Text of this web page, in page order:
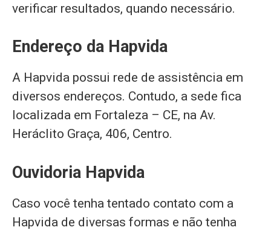
verificar resultados, quando necessário.
Endereço da Hapvida
A Hapvida possui rede de assistência em
diversos endereços. Contudo, a sede fica
localizada em Fortaleza – CE, na Av.
Heráclito Graça, 406, Centro.
Ouvidoria Hapvida
Caso você tenha tentado contato com a
Hapvida de diversas formas e não tenha